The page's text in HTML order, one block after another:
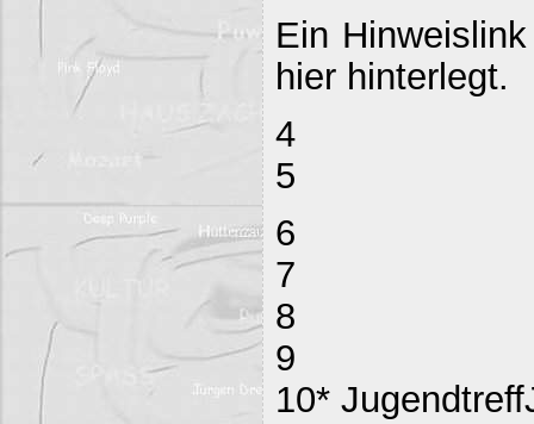
Ein
hier hinterlegt.
4
5
6
7
8
9
10*